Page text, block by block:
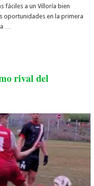
fáciles a un Villoría bien
oportunidades en la primera
…
rival del